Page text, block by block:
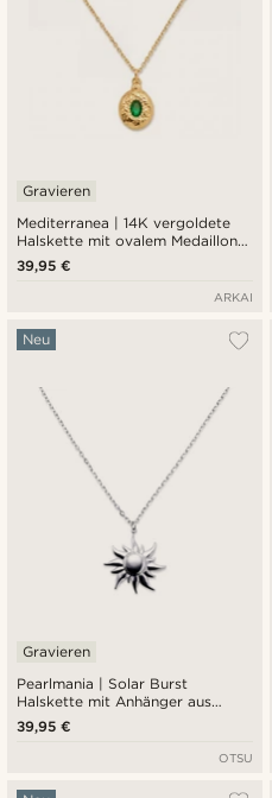
Mediterranea | 14K vergoldete
Halskette mit ovalem Medaillon
und smaragdgrünem Zirkonia
Gravieren
39,95 €
ARKAI
Pearlmania | Solar Burst
Halskette mit Anhänger aus
Edelstahl
Neu
Gravieren
39,95 €
OTSU